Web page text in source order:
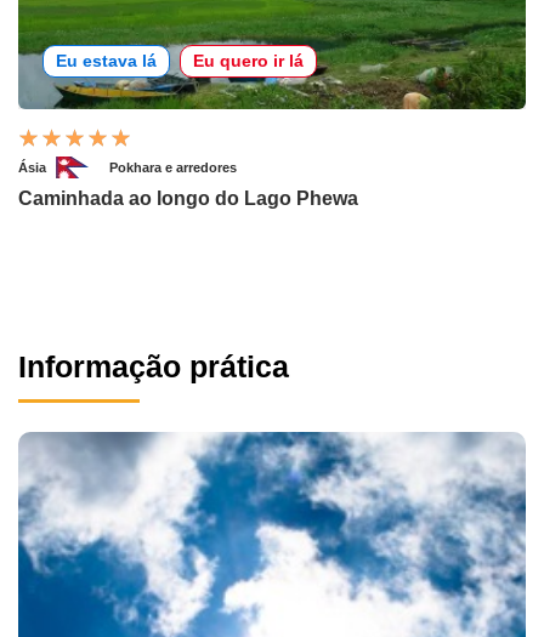
Eu estava lá Eu quero ir lá
Ásia Pokhara e arredores
Caminhada ao longo do Lago Phewa
Informação prática